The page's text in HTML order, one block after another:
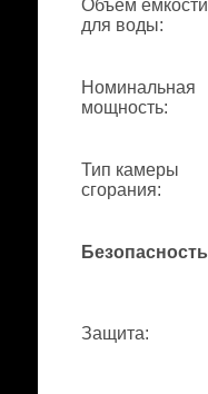
Объем емкости
для воды:
Номинальная
мощность:
Тип камеры
сгорания:
Безопасность
Защита: